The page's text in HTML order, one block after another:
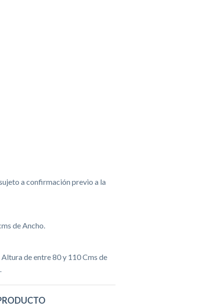
a confirmación previo a la
de Ancho.
de entre 80 y 110 Cms de